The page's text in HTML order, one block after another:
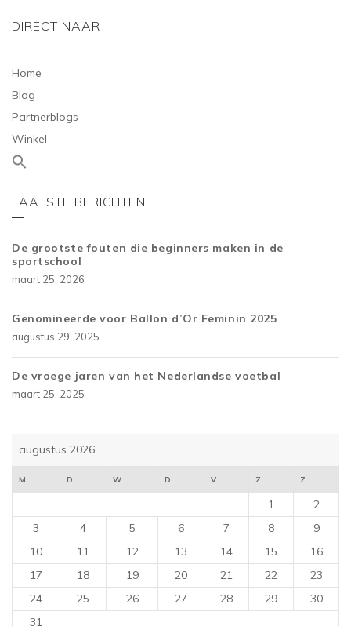
DIRECT NAAR
Home
Blog
Partnerblogs
Winkel
LAATSTE BERICHTEN
De grootste fouten die beginners maken in de
sportschool
maart 25, 2026
Genomineerde voor Ballon d’Or Feminin 2025
augustus 29, 2025
De vroege jaren van het Nederlandse voetbal
maart 25, 2025
augustus 2026
M D W D V Z Z
1
2
3
4 5 6 7 8
9
10
11 12 13 14 15
16
17
18 19 20 21 22
23
24
25 26 27 28 29
30
31